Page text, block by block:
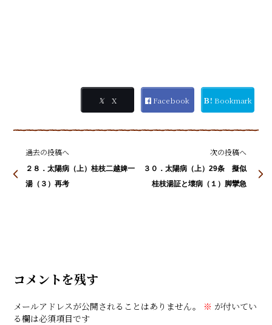
𝕏 X Facebook Ｂ! Bookmark
過去の投稿へ
２８．太陽病（上）桂枝二越婢一
湯（３）再考
次の投稿へ
３０．太陽病（上）29条 擬似
桂枝湯証と壊病（１）脚攣急
コメントを残す
メールアドレスが公開されることはありません。 ※ が付いてい
る欄は必須項目です